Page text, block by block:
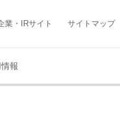
業・IRサイト サイトマップ
報